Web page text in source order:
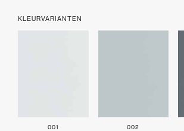
KLEURVARIANTEN
001 002